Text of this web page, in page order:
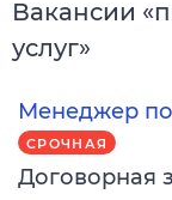
Вакансии «
услуг»
Менеджер
СРОЧНАЯ
Договорная